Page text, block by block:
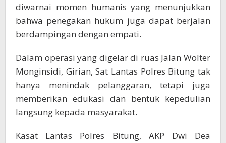
diwarnai momen humanis yang menunjukkan
bahwa penegakan hukum juga dapat berjalan
berdampingan dengan empati.
Dalam operasi yang digelar di ruas Jalan Wolter
Monginsidi, Girian, Sat Lantas Polres Bitung tak
hanya menindak pelanggaran, tetapi juga
memberikan edukasi dan bentuk kepedulian
langsung kepada masyarakat.
Kasat Lantas Polres Bitung, AKP Dwi Dea